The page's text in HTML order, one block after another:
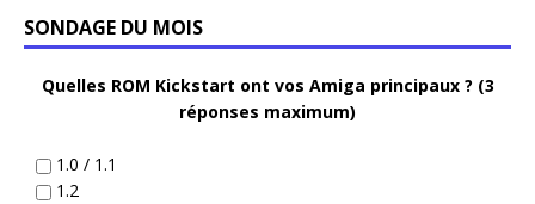
SONDAGE DU MOIS
Quelles ROM Kickstart ont vos Amiga principaux ? (3
réponses maximum)
1.0 / 1.1
1.2